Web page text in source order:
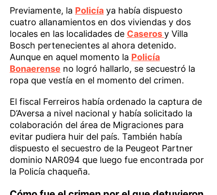
Previamente, la Policía ya había dispuesto
cuatro allanamientos en dos viviendas y dos
locales en las localidades de Caserosy Villa
Bosch pertenecientes al ahora detenido.
Aunque en aquel momento la Policía
Bonaerense no logró hallarlo, se secuestró la
ropa que vestía en el momento del crimen.
El fiscal Ferreiros había ordenado la captura de
D’Aversa a nivel nacional y había solicitado la
colaboración del área de Migraciones para
evitar pudiera huir del país. También había
dispuesto el secuestro de la Peugeot Partner
dominio NAR094 que luego fue encontrada por
la Policía chaqueña.